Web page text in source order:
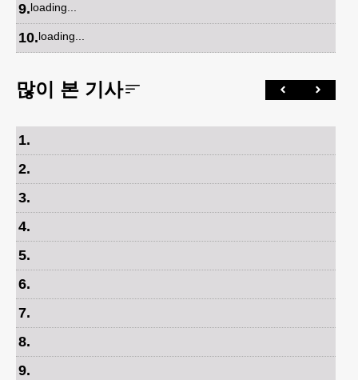
9.loading...
10.loading...
많이 본 기사
1.
2.
3.
4.
5.
6.
7.
8.
9.